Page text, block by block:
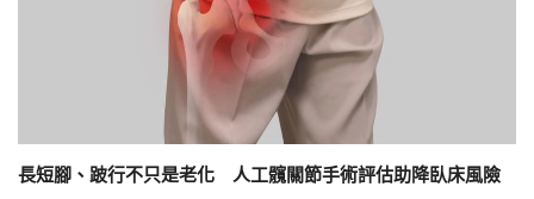
長短腳、跛行不只是老化 人工髖關節手術評估助降臥床風險